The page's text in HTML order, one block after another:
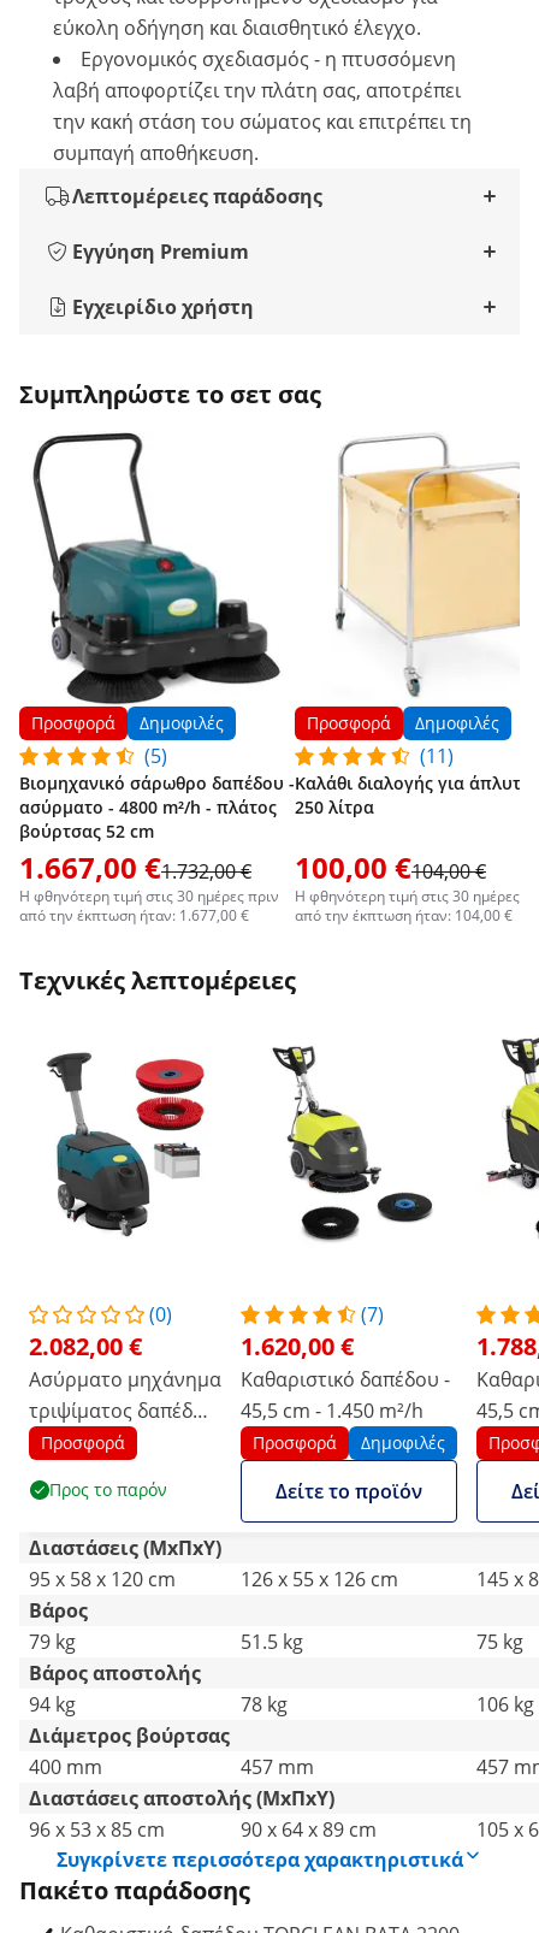
εύκολη οδήγηση και διαισθητικό έλεγχο.
Εργονομικός σχεδιασμός - η πτυσσόμενη
λαβή αποφορτίζει την πλάτη σας, αποτρέπει
την κακή στάση του σώματος και επιτρέπει τη
συμπαγή αποθήκευση.
Λεπτομέρειες παράδοσης
Εγγύηση Premium
Εγχειρίδιο χρήστη
Συμπληρώστε το σετ σας
Προσφορά Δημοφιλές
(5)
Βιομηχανικό σάρωθρο δαπέδου -
ασύρματο - 4800 m²/h - πλάτος
βούρτσας 52 cm
1.667,00 €1.732,00 €
Η φθηνότερη τιμή στις 30 ημέρες πριν
από την έκπτωση ήταν: 1.677,00 €
Προσφορά Δημοφιλές
(11)
Καλάθι διαλογής για άπλυτα
250 λίτρα
100,00 €104,00 €
Η φθηνότερη τιμή στις 30 ημέρες
από την έκπτωση ήταν: 104,00 €
Τεχνικές λεπτομέρειες
(0)
2.082,00 €
Ασύρματο μηχάνημα
τριψίματος δαπέδων
- 40 cm - 2200 m²/h -
λεπτό
Προσφορά
Προς το παρόν
(7)
1.620,00 €
Καθαριστικό δαπέδου -
45,5 cm - 1.450 m²/h
Προσφορά Δημοφιλές
Δείτε το προϊόν
45,5
Διαστάσεις (ΜxΠxΥ)
95 x 58 x 120 cm
126 x 55 x 126 cm
145 x
Βάρος
79 kg
51.5 kg
75 kg
Βάρος αποστολής
94 kg
78 kg
106 kg
Διάμετρος βούρτσας
400 mm
457 mm
457
Διαστάσεις αποστολής (ΜxΠxΥ)
96 x 53 x 85 cm
90 x 64 x 89 cm
105 x
Συγκρίνετε περισσότερα χαρακτηριστικά
Πακέτο παράδοσης